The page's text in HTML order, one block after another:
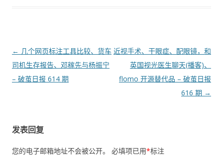
文
章
导
← 几个网页标注工具比较、货车
司机生存报告、邓稼先与杨振宁
– 破茧日报 614 期
近视手术、干眼症、配眼镜，和
英国视光医生聊天(播客)、
flomo 开源替代品 – 破茧日报
616 期 →
发表回复
您的电子邮箱地址不会被公开。 必填项已用*标注